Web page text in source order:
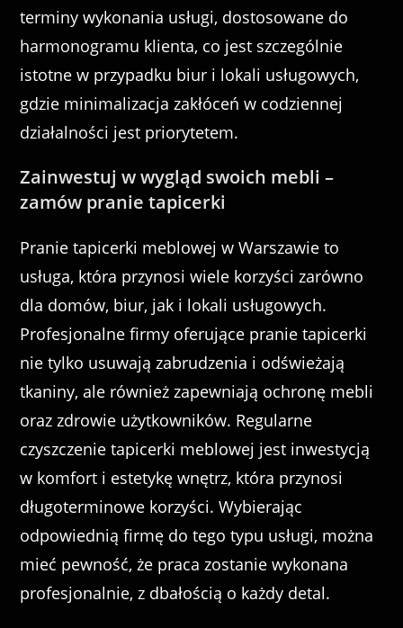
terminy wykonania usługi, dostosowane do
harmonogramu klienta, co jest szczególnie
istotne w przypadku biur i lokali usługowych,
gdzie minimalizacja zakłóceń w codziennej
działalności jest priorytetem.
Zainwestuj w wygląd swoich mebli –
zamów pranie tapicerki
Pranie tapicerki meblowej w Warszawie to
usługa, która przynosi wiele korzyści zarówno
dla domów, biur, jak i lokali usługowych.
Profesjonalne firmy oferujące pranie tapicerki
nie tylko usuwają zabrudzenia i odświeżają
tkaniny, ale również zapewniają ochronę mebli
oraz zdrowie użytkowników. Regularne
czyszczenie tapicerki meblowej jest inwestycją
w komfort i estetykę wnętrz, która przynosi
długoterminowe korzyści. Wybierając
odpowiednią firmę do tego typu usługi, można
mieć pewność, że praca zostanie wykonana
profesjonalnie, z dbałością o każdy detal.